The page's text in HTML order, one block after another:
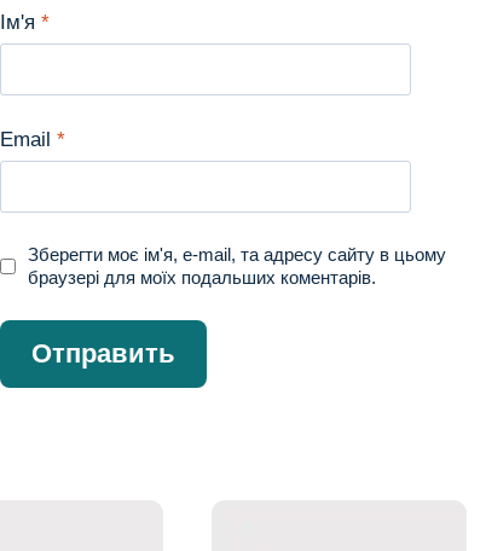
Ім'я*
Email*
Зберегти моє ім'я, e-mail, та адресу сайту в цьому
браузері для моїх подальших коментарів.